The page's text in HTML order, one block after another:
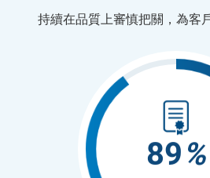
持續在品質上審慎把關，為客
90%